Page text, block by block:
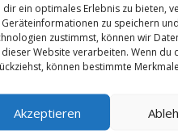
dir ein optimales Erlebnis zu bieten,
Geräteinformationen zu speichern
zustimmst, können wir
dieser Website verarbeiten. Wenn du
können bestimmte
Akzeptieren